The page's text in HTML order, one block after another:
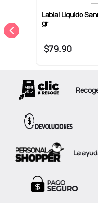
Labial Liquido
gr
$79.90
La